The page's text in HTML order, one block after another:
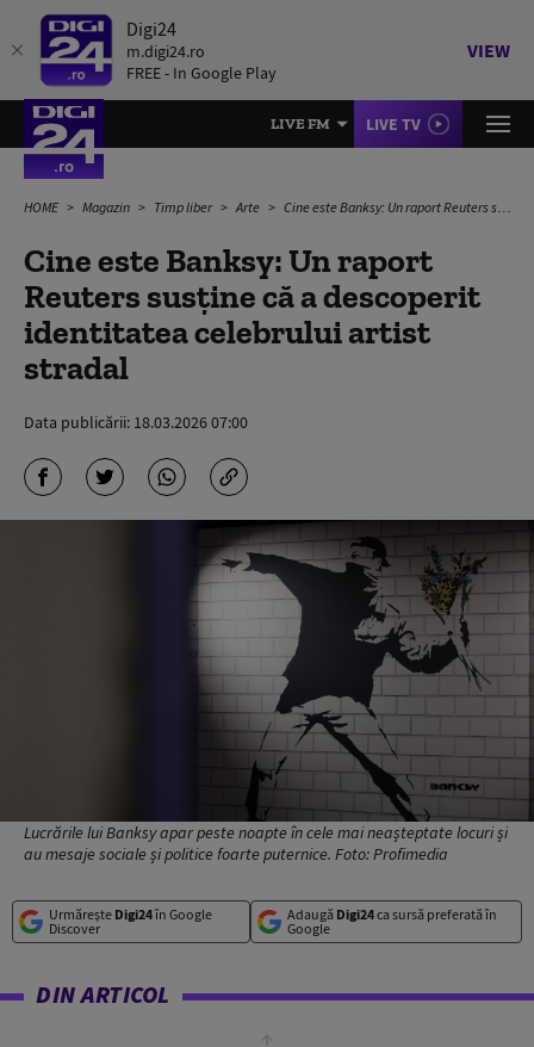
Digi24
m.digi24.ro
FREE - In Google Play
VIEW
LIVE FM LIVE TV
HOME Magazin Timp liber Arte Cine este Banksy: Un raport Reuters susține că a descoperit identitatea celebrului artist stradal
Cine este Banksy: Un raport
Reuters susține că a descoperit
identitatea celebrului artist
stradal
Data publicării: 18.03.2026 07:00
Lucrările lui Banksy apar peste noapte în cele mai neașteptate locuri și
au mesaje sociale și politice foarte puternice. Foto: Profimedia
Urmărește Digi24în Google
Discover
Adaugă Digi24ca sursă preferată în
Google
DIN ARTICOL